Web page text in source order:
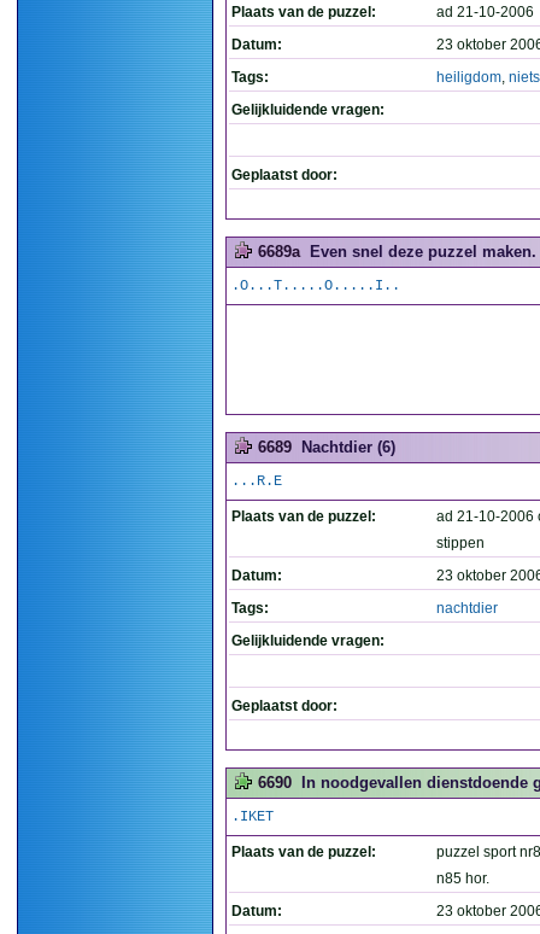
Plaats van de puzzel:
ad 21-10-2006
Datum:
23 oktober
Tags:
heiligdom, niets
Gelijkluidende vragen:
Geplaatst door:
6689a Even snel deze puzzel maken.
.O...T.....O.....I..
6689 Nachtdier (6)
...R.E
Plaats van de puzzel:
ad 21-10-2006
stippen
Datum:
23 oktober
Tags:
nachtdier
Gelijkluidende vragen:
Geplaatst door:
6690 In noodgevallen dienstdoende
.IKET
Plaats van de puzzel:
puzzel sport
n85 hor.
Datum:
23 oktober